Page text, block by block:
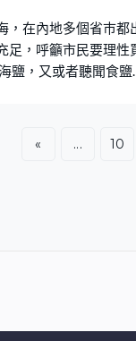
，在內地多個省巿都
足，呼籲市民要理性
鹽，又或者聽聞食鹽
，(幾點鐘)下午兩點
，保障市場供應。廣
和企業儲備共10.8萬
« ... 10